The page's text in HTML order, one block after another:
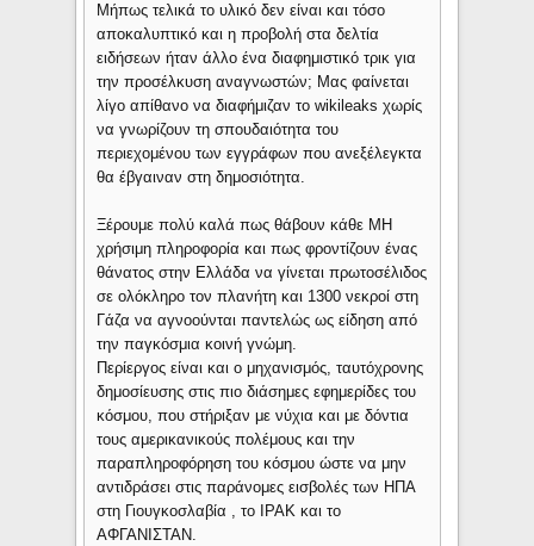
Μήπως τελικά το υλικό δεν είναι και τόσο
αποκαλυπτικό και η προβολή στα δελτία
ειδήσεων ήταν άλλο ένα διαφημιστικό τρικ για
την προσέλκυση αναγνωστών; Μας φαίνεται
λίγο απίθανο να διαφήμιζαν το wikileaks χωρίς
να γνωρίζουν τη σπουδαιότητα του
περιεχομένου των εγγράφων που ανεξέλεγκτα
θα έβγαιναν στη δημοσιότητα.
Ξέρουμε πολύ καλά πως θάβουν κάθε ΜΗ
χρήσιμη πληροφορία και πως φροντίζουν ένας
θάνατος στην Ελλάδα να γίνεται πρωτοσέλιδος
σε ολόκληρο τον πλανήτη και 1300 νεκροί στη
Γάζα να αγνοούνται παντελώς ως είδηση από
την παγκόσμια κοινή γνώμη.
Περίεργος είναι και ο μηχανισμός, ταυτόχρονης
δημοσίευσης στις πιο διάσημες εφημερίδες του
κόσμου, που στήριξαν με νύχια και με δόντια
τους αμερικανικούς πολέμους και την
παραπληροφόρηση του κόσμου ώστε να μην
αντιδράσει στις παράνομες εισβολές των ΗΠΑ
στη Γιουγκοσλαβία , το ΙΡΑΚ και το
ΑΦΓΑΝΙΣΤΑΝ.